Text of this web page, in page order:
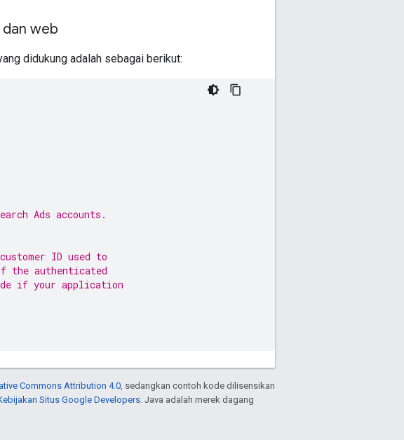
web
didukung adalah sebagai berikut:
Ads accounts.
ID used to
the authenticated
if your application
Commons Attribution 4.0 , sedangkan contoh kode dilisensikan
Situs Google Developers . Java adalah merek dagang